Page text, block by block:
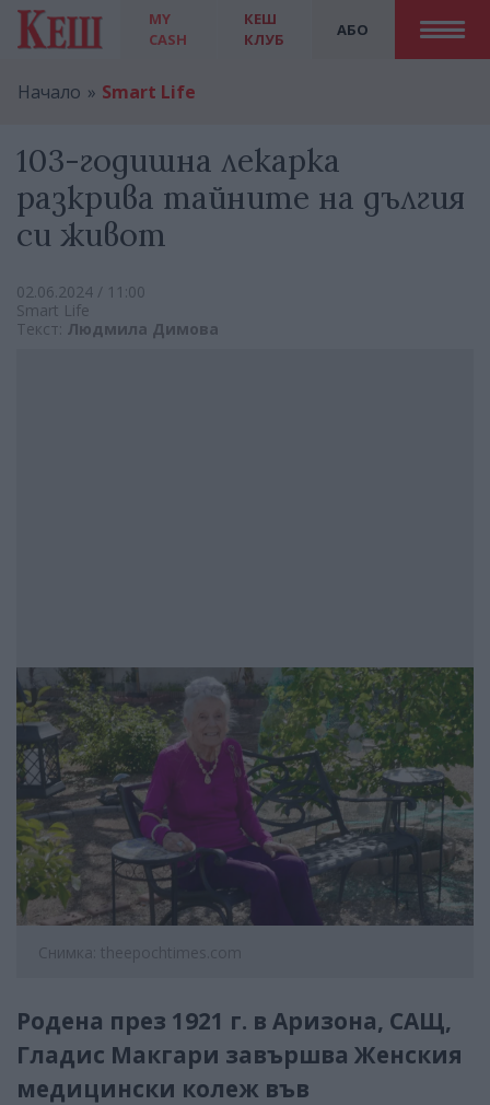
MY
CASH
АБО
КЕШ
КЛУБ
Начало Smart Life
103-годишна лекарка
разкрива тайните на дългия
си живот
02.06.2024 / 11:00
Smart Life
Текст: Людмила Димова
Снимка: theepochtimes.com
Родена през 1921 г. в Аризона, САЩ,
Гладис Макгари завършва Женския
медицински колеж във